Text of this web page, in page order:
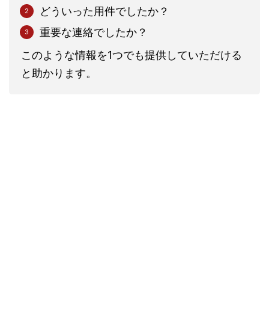
どういった用件でしたか？
重要な連絡でしたか？
このような情報を1つでも提供していただける
と助かります。